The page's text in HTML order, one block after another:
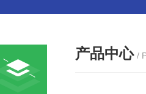
产品中心 /